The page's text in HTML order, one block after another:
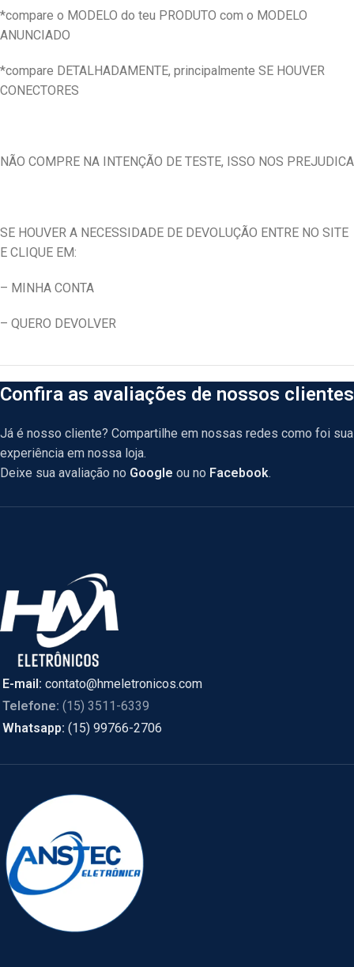
*compare o MODELO do teu PRODUTO com o MODELO
ANUNCIADO
*compare DETALHADAMENTE, principalmente SE HOUVER
CONECTORES
NÃO COMPRE NA INTENÇÃO DE TESTE, ISSO NOS PREJUDICA
SE HOUVER A NECESSIDADE DE DEVOLUÇÃO ENTRE NO SITE
E CLIQUE EM:
– MINHA CONTA
– QUERO DEVOLVER
Confira as avaliações de nossos clientes
Já é nosso cliente? Compartilhe em nossas redes como foi sua
experiência em nossa loja.
Deixe sua avaliação no Google ou no Facebook.
E-mail: contato@hmeletronicos.com
Telefone: (15) 3511-6339
Whatsapp: (15) 99766-2706